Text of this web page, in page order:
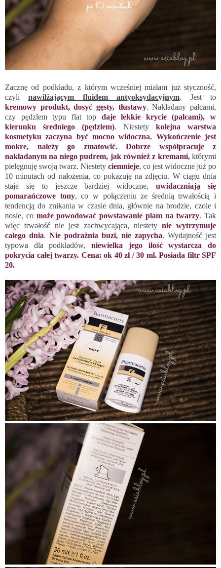
Zacznę od podkładu, z którym wcześniej miałam już styczność,
czylinawilżającym fluidem antyoksydacyjnym. Jest to
kremowy produkt, dosyć gęsty, tłustawy. Nakładany palcami,
czy pędzlem typu flat top daje lekkie krycie (palcami), w
kierunku średniego (pędzlem). Niestety kolejna warstwa
kosmetyku zaczyna być mocno widoczna. Wykończenie jest
mokre, należy go zmatowić. Dobrze współpracuje z
nakładanym na niego pudrem, jak również z kremami, którymi
pielęgnuję swoją twarz. Niestety ciemnieje, co jest widoczne już po
10 minutach od nałożenia, co pokazuję na zdjęciu. W ciągu dnia
staje się to jeszcze bardziej widoczne,uwidaczniają się
pomarańczowe tony, co w połączeniu ze średnią trwałością i
tendencją do znikania w czasie dnia, głównie na brodzie, czole i
nosie, co może powodować powstawanie plam na twarzy. Tak
więc trwałość nie jest zachwycająca, niestety nie wytrzymuje
całego dnia. Nie podrażnia buzi, nie zapycha. Wydajność jest
typowa dla podkładów,niewielka jego ilość wystarcza do
pokrycia całej twarzy. Cena: ok 40 zł / 30 ml. Posiada filtr SPF
20.